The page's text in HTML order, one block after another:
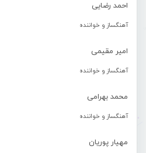
احمد رضایی
آهنگساز و خواننده
امیر مقیمی
آهنگساز و خواننده
محمد بهرامی
آهنگساز و خواننده
مهیار پوریان